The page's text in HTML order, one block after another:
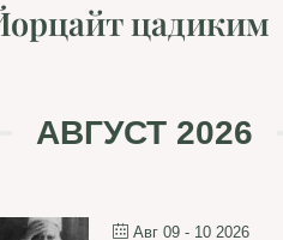
цадиким
АВГУСТ 2026
Авг 09 - 10 2026